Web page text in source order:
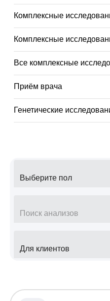
Комплексные
Комплексные
Все комплексные
Приём врача
Генетические
Для клиентов